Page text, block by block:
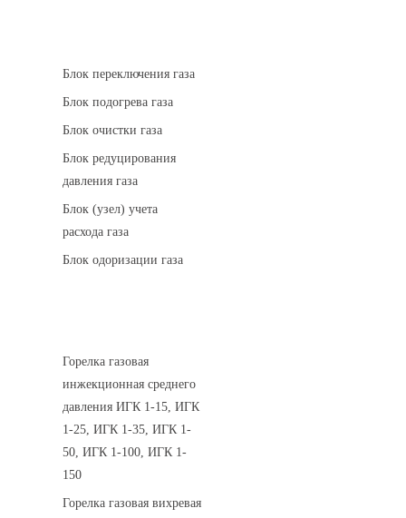
Блок переключения газа
Блок подогрева газа
Блок очистки газа
Блок редуцирования
давления газа
Блок (узел) учета
расхода газа
Блок одоризации газа
Горелка газовая
инжекционная среднего
давления ИГК 1-15, ИГК
1-25, ИГК 1-35, ИГК 1-
50, ИГК 1-100, ИГК 1-
150
Горелка газовая вихревая